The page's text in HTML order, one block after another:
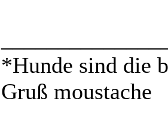
*Hunde sind die
Gruß moustache